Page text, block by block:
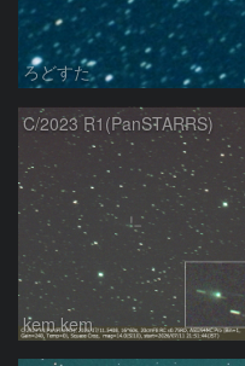
ろどすた
C/2023 R1(PanSTARRS)
kem.kem